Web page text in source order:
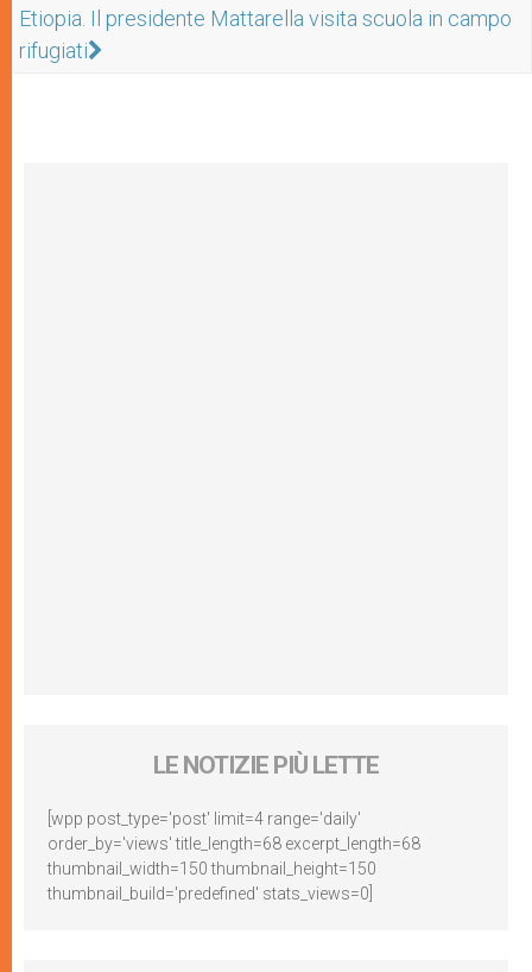
Etiopia. Il presidente Mattarella visita scuola in campo
rifugiati
LE NOTIZIE PIÙ LETTE
[wpp post_type='post' limit=4 range='daily'
order_by='views' title_length=68 excerpt_length=68
thumbnail_width=150 thumbnail_height=150
thumbnail_build='predefined' stats_views=0]